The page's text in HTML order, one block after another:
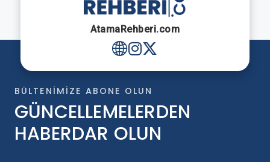
AtamaRehberi.com
BÜLTENIMIZE ABONE OLUN
GÜNCELLEMELERDEN
HABERDAR OLUN